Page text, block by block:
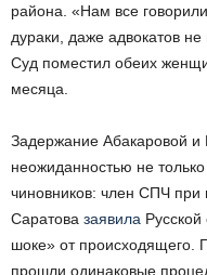
района. «Нам все
дураки, даже адвокатов
Суд поместил обеих
месяца.
Задержание Абакаровой и
неожиданностью не
чиновников: член СПЧ при
Саратова заявила
шоке» от происходящего.
прошли одинаковые